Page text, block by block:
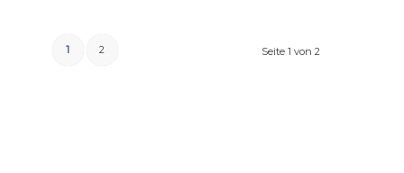
Seite 1 von 2
1 2